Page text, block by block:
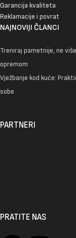
Garancija kvaliteta
Reklamacije i povrat
NAJNOVIJI ČLANCI
Treniraj pametnije, ne
opremom
Vježbanje kod kuće:
sobe
PARTNERI
PRATITE NAS